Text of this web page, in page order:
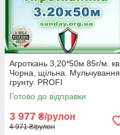
Агроткань 3,20*50м 85г/м. кв.
Чорна, щільна. Мульчування
грунту. PROFI
Готово до відправки
3 977 ₴/рулон
4 971 ₴/рулон